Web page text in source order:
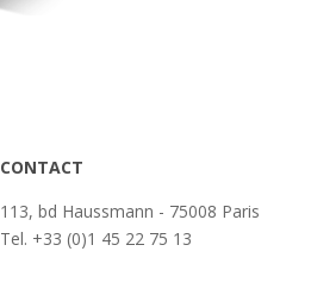
CONTACT
113, bd Haussmann - 75008 Paris
Tel. +33 (0)1 45 22 75 13